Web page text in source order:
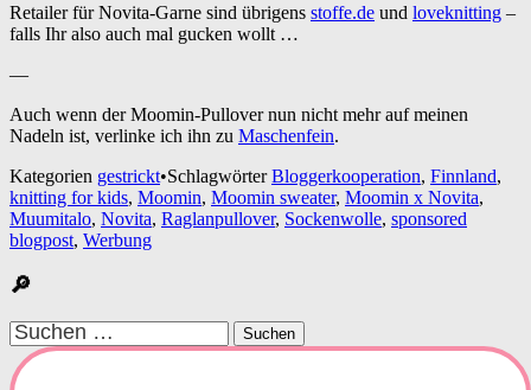
Retailer für Novita-Garne sind übrigens stoffe.de und loveknitting –
falls Ihr also auch mal gucken wollt …
—
Auch wenn der Moomin-Pullover nun nicht mehr auf meinen
Nadeln ist, verlinke ich ihn zu Maschenfein.
Kategorien gestrickt•SchlagwörterBloggerkooperation, Finnland,
knitting for kids, Moomin, Moomin sweater, Moomin x Novita,
Muumitalo, Novita, Raglanpullover, Sockenwolle, sponsored
blogpost, Werbung
🔎
Suchen
nach: